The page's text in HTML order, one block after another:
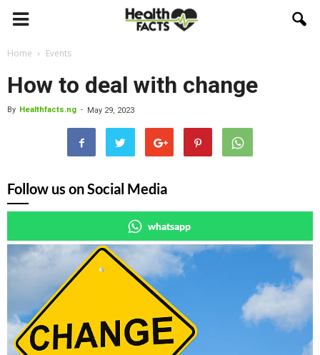
Home Events
How to deal with change
By Healthfacts.ng - May 29, 2023
Follow us on Social Media
whatsapp